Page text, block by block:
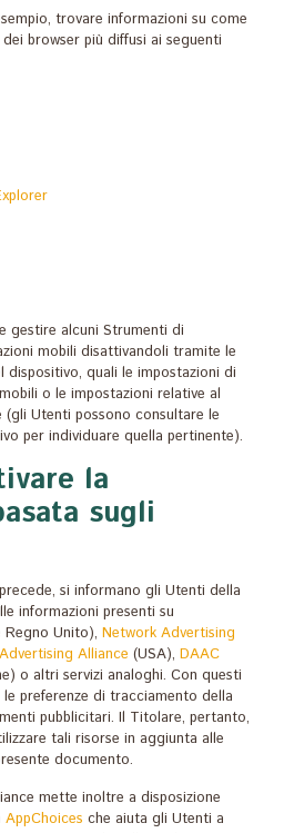
trovare informazioni su come
browser più diffusi ai seguenti
gestire alcuni Strumenti di
mobili disattivandoli tramite le
dispositivo, quali le impostazioni di
o le impostazioni relative al
Utenti possono consultare le
per individuare quella pertinente).
la
sugli
si informano gli Utenti della
informazioni presenti su
Regno Unito), Network Advertising
Alliance (USA), DAAC
o altri servizi analoghi. Con questi
preferenze di tracciamento della
pubblicitari. Il Titolare, pertanto,
tali risorse in aggiunta alle
documento.
mette inoltre a disposizione
AppChoices che aiuta gli Utenti a